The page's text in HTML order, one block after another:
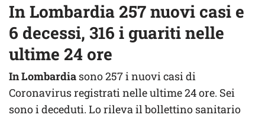
In Lombardia 257 nuovi casi e
6 decessi, 316 i guariti nelle
ultime 24 ore
In Lombardia sono 257 i nuovi casi di
Coronavirus registrati nelle ultime 24 ore. Sei
sono i deceduti. Lo rileva il bollettino sanitario